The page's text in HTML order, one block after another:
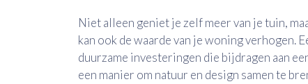
Niet alleen geniet je zelf meer van je tuin,
kan ook de waarde van je woning verhogen.
duurzame investeringen die bijdragen aan
een manier om natuur en design samen te